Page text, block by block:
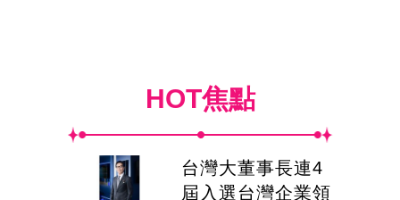
HOT焦點
台灣大董事長連4
屆入選台灣企業領